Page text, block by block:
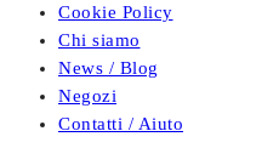
Cookie Policy
Chi siamo
News / Blog
Negozi
Contatti / Aiuto